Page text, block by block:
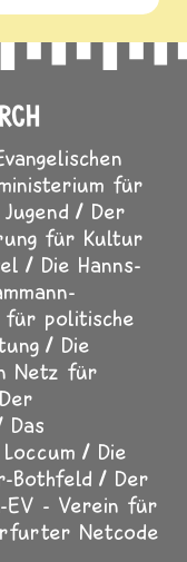
für
Der
für Kultur
Die Hanns-
für politische
Die
Netz für
Der
Das
Die
Bothfeld
Der
EV - Verein für
Netcode